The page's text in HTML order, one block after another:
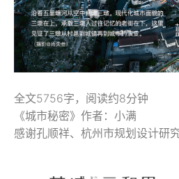
全文5756字，阅读约8分钟
《城市秘密》作者：小满
感谢孔顺祥、杭州市规划设计研